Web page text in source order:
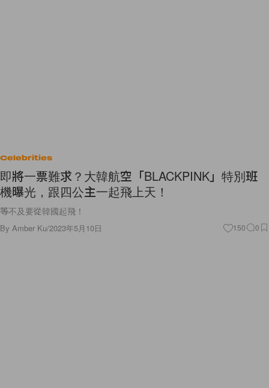
Celebrities
即將一票難求？大韓航空「BLACKPINK」特別班
機曝光，跟四公主一起飛上天！
等不及要從韓國起飛！
By Amber Ku/2023年5月10日 150 0